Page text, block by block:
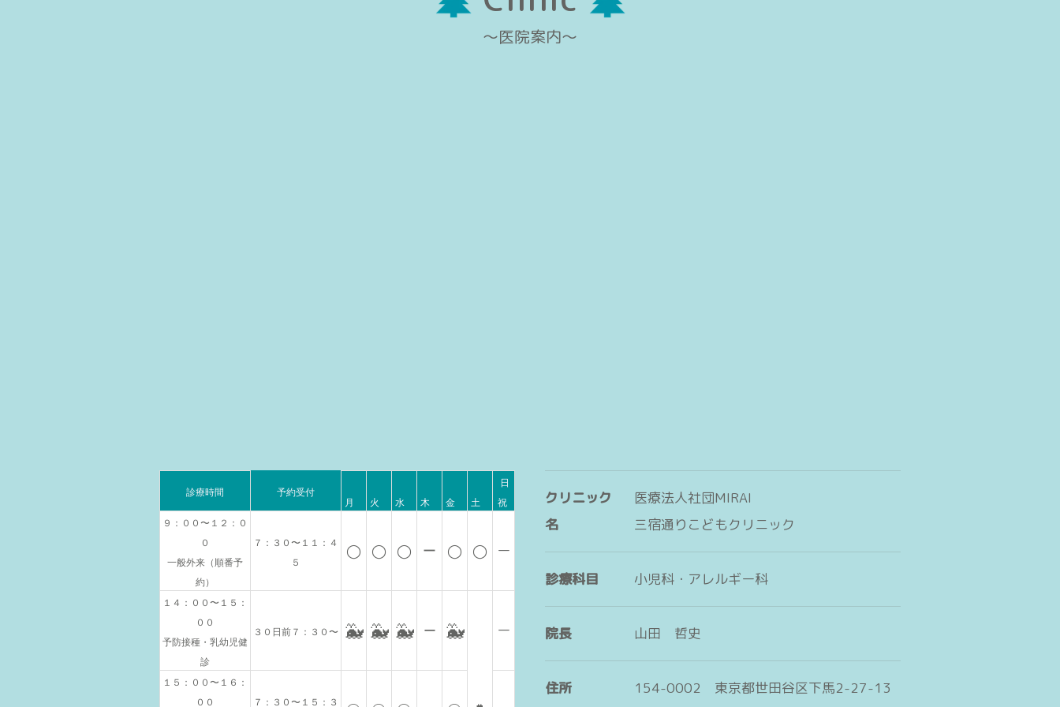
〜医院案内〜
診療時間
予約受付
月
火 水 木 金 土
日
祝
９：００〜１２：０
０
一般外来（順番予
約）
７：３０〜１１：４
５
◯ ◯ ◯ ー ◯ ◯ ー
１４：００〜１５：
００
予防接種・乳幼児健
診
３０日前７：３０〜 🐳 🐳 🐳 ー 🐳 ー
１５：００〜１６：
００
７：３０〜１５：３
クリニック
名
医療法人社団MIRAI
三宿通りこどもクリニック
診療科目 小児科・アレルギー科
院長 山田 哲史
住所
154-0002 東京都世田谷区下馬2-27-13